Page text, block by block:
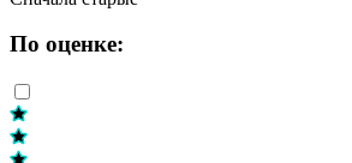
По оценке: